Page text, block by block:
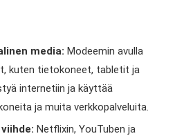
media: Modeemin avulla
kuten tietokoneet, tabletit ja
internetiin ja käyttää
ja muita verkkopalveluita.
Netflixin, YouTuben ja